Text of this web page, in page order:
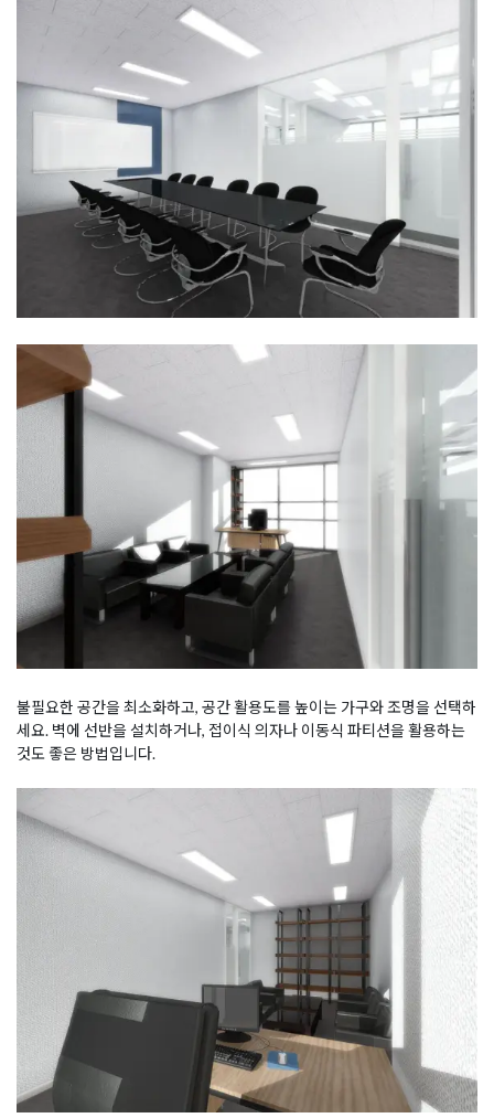
불필요한 공간을 최소화하고, 공간 활용도를 높이는 가구와 조명을 선택하
세요. 벽에 선반을 설치하거나, 접이식 의자나 이동식 파티션을 활용하는
것도 좋은 방법입니다.